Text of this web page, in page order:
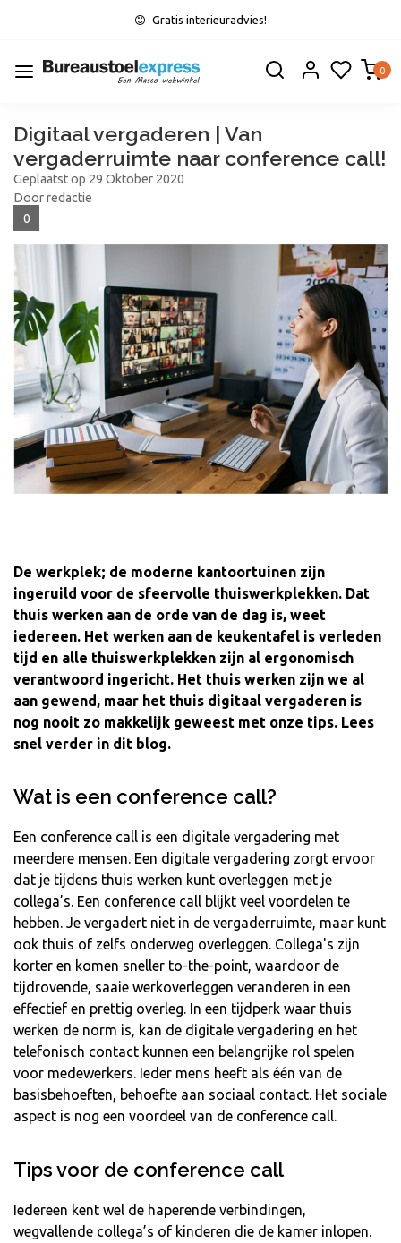
Gratis interieuradvies!
0
Digitaal vergaderen | Van
vergaderruimte naar conference call!
Geplaatst op 29 Oktober 2020
Door redactie
0
De werkplek; de moderne kantoortuinen zijn
ingeruild voor de sfeervolle thuiswerkplekken. Dat
thuis werken aan de orde van de dag is, weet
iedereen. Het werken aan de keukentafel is verleden
tijd en alle thuiswerkplekken zijn al ergonomisch
verantwoord ingericht. Het thuis werken zijn we al
aan gewend, maar het thuis digitaal vergaderen is
nog nooit zo makkelijk geweest met onze tips. Lees
snel verder in dit blog.
Wat is een conference call?
Een conference call is een digitale vergadering met
meerdere mensen. Een digitale vergadering zorgt ervoor
dat je tijdens thuis werken kunt overleggen met je
collega’s. Een conference call blijkt veel voordelen te
hebben. Je vergadert niet in de vergaderruimte, maar kunt
ook thuis of zelfs onderweg overleggen. Collega's zijn
korter en komen sneller to-the-point, waardoor de
tijdrovende, saaie werkoverleggen veranderen in een
effectief en prettig overleg. In een tijdperk waar thuis
werken de norm is, kan de digitale vergadering en het
telefonisch contact kunnen een belangrijke rol spelen
voor medewerkers. Ieder mens heeft als één van de
basisbehoeften, behoefte aan sociaal contact. Het sociale
aspect is nog een voordeel van de conference call.
Tips voor de conference call
Iedereen kent wel de haperende verbindingen,
wegvallende collega’s of kinderen die de kamer inlopen.